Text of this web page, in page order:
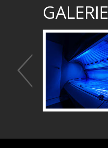
GALERIE
Předchozí